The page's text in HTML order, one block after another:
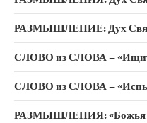
Размышления
Семинары Для Лидеров/
Служителей